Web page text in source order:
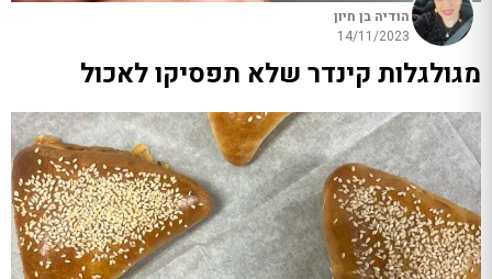
הודיה בן חיון
14/11/2023
מגולגלות קינדר שלא תפסיקו לאכול